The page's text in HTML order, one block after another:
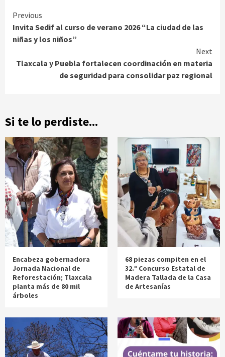
Continue
Reading
Previous
Invita Sedif al curso de verano 2026 “La ciudad de las
niñas y los niños”
Next
Tlaxcala y Puebla fortalecen coordinación en materia
de seguridad para consolidar paz regional
Si te lo perdiste...
Encabeza gobernadora
Jornada Nacional de
Reforestación; Tlaxcala
planta más de 80 mil
árboles
68 piezas compiten en el
32.º Concurso Estatal de
Madera Tallada de la Casa
de Artesanías